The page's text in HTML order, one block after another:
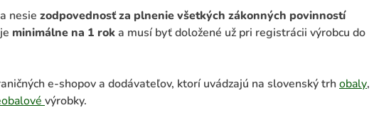
nesie zodpovednosť za plnenie všetkých zákonných povinností
minimálne na 1 roka musí byť doložené už pri registrácii výrobcu do
e-shopov a dodávateľov, ktorí uvádzajú na slovenský trhobaly,
výrobky.